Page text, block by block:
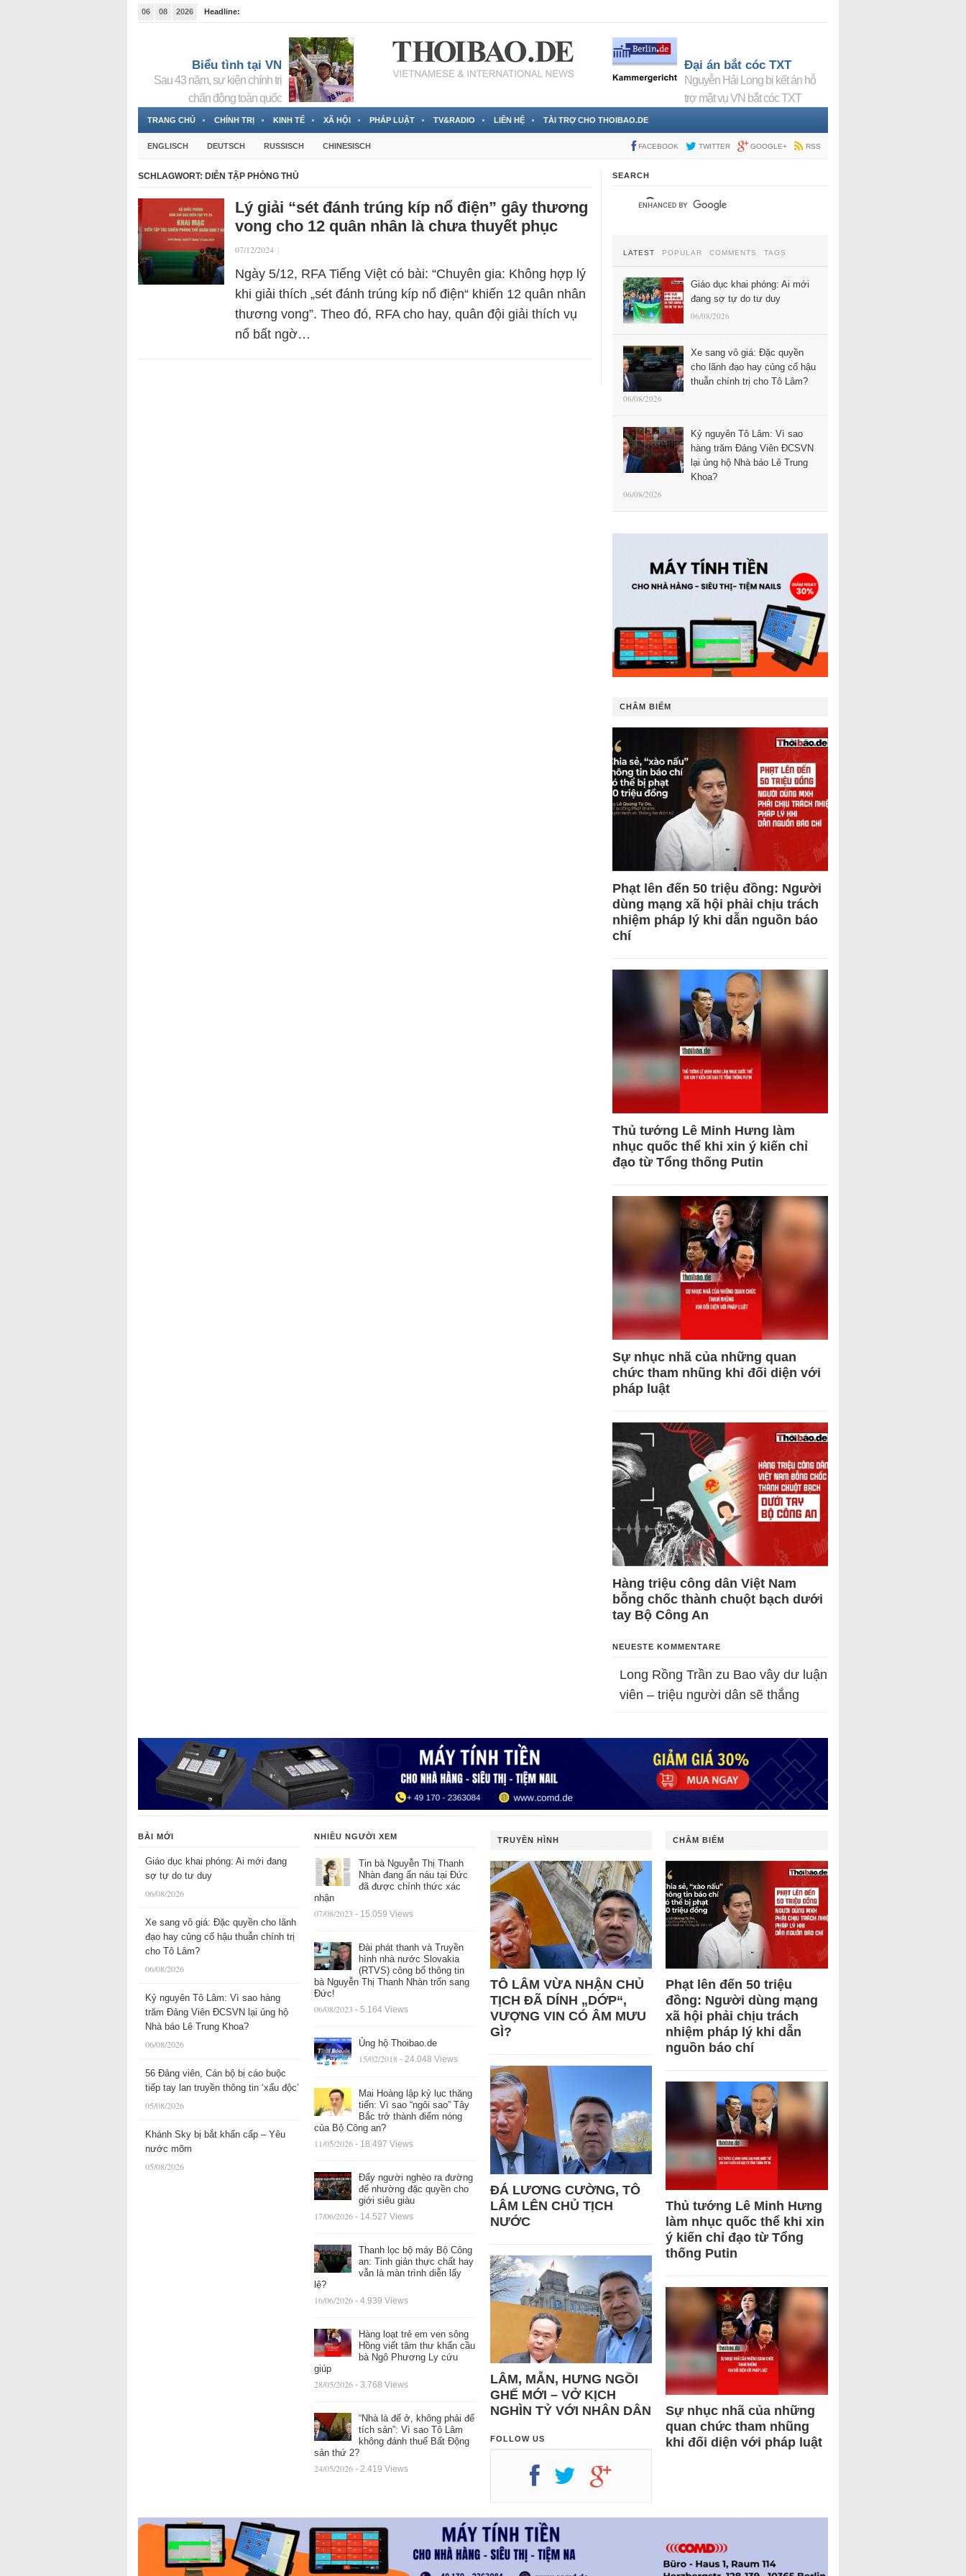
06 08 2026
Headline:
Biểu tình tại VN
Sau 43 năm, sự kiện chính trị
chấn động toàn quốc
Đại án bắt cóc TXT
Nguyễn Hải Long bị kết án hỗ
trợ mật vụ VN bắt cóc TXT
TRANG CHỦ CHÍNH TRỊ KINH TẾ XÃ HỘI PHÁP LUẬT TV&RADIO LIÊN HỆ TÀI TRỢ CHO THOIBAO.DE
ENGLISCH DEUTSCH RUSSISCH CHINESISCH FACEBOOK TWITTER GOOGLE+ RSS
SCHLAGWORT: DIỄN TẬP PHÒNG THỦ
Lý giải “sét đánh trúng kíp nổ điện” gây thương
vong cho 12 quân nhân là chưa thuyết phục
07/12/2024 |
Ngày 5/12, RFA Tiếng Việt có bài: “Chuyên gia: Không hợp lý
khi giải thích „sét đánh trúng kíp nổ điện“ khiến 12 quân nhân
thương vong”. Theo đó, RFA cho hay, quân đội giải thích vụ
nổ bất ngờ…
SEARCH
LATEST POPULAR COMMENTS TAGS
Giáo dục khai phóng: Ai mới
đang sợ tự do tư duy
06/08/2026
Xe sang vô giá: Đặc quyền
cho lãnh đạo hay củng cố hậu
thuẫn chính trị cho Tô Lâm?
06/08/2026
Kỷ nguyên Tô Lâm: Vì sao
hàng trăm Đảng Viên ĐCSVN
lại ủng hộ Nhà báo Lê Trung
Khoa?
06/08/2026
CHÂM BIẾM
Phạt lên đến 50 triệu đồng: Người
dùng mạng xã hội phải chịu trách
nhiệm pháp lý khi dẫn nguồn báo
chí
Thủ tướng Lê Minh Hưng làm
nhục quốc thể khi xin ý kiến chỉ
đạo từ Tổng thống Putin
Sự nhục nhã của những quan
chức tham nhũng khi đối diện với
pháp luật
Hàng triệu công dân Việt Nam
bỗng chốc thành chuột bạch dưới
tay Bộ Công An
NEUESTE KOMMENTARE
Long Rồng Trần zu Bao vây dư luận
viên – triệu người dân sẽ thắng
BÀI MỚI
Giáo dục khai phóng: Ai mới đang
sợ tự do tư duy
06/08/2026
Xe sang vô giá: Đặc quyền cho lãnh
đạo hay củng cố hậu thuẫn chính trị
cho Tô Lâm?
06/08/2026
Kỷ nguyên Tô Lâm: Vì sao hàng
trăm Đảng Viên ĐCSVN lại ủng hộ
Nhà báo Lê Trung Khoa?
06/08/2026
56 Đảng viên, Cán bộ bị cáo buộc
tiếp tay lan truyền thông tin ‘xấu độc’
05/08/2026
Khánh Sky bị bắt khẩn cấp – Yêu
nước mõm
05/08/2026
NHIỀU NGƯỜI XEM
Tin bà Nguyễn Thị Thanh
Nhàn đang ẩn náu tại Đức
đã được chính thức xác
nhận
07/08/2023 - 15.059 Views
Đài phát thanh và Truyền
hình nhà nước Slovakia
(RTVS) công bố thông tin
bà Nguyễn Thị Thanh Nhàn trốn sang
Đức!
06/08/2023 - 5.164 Views
Ủng hộ Thoibao.de
15/02/2018 - 24.048 Views
Mai Hoàng lập kỷ lục thăng
tiến: Vì sao “ngôi sao” Tây
Bắc trở thành điểm nóng
của Bộ Công an?
11/05/2026 - 18.497 Views
Đẩy người nghèo ra đường
để nhường đặc quyền cho
giới siêu giàu
17/06/2026 - 14.527 Views
Thanh lọc bộ máy Bộ Công
an: Tinh giản thực chất hay
vẫn là màn trình diễn lấy
lệ?
16/06/2026 - 4.939 Views
Hàng loạt trẻ em ven sông
Hồng viết tâm thư khẩn cầu
bà Ngô Phương Ly cứu
giúp
28/05/2026 - 3.768 Views
“Nhà là để ở, không phải để
tích sản”: Vì sao Tô Lâm
không đánh thuế Bất Động
sản thứ 2?
24/05/2026 - 2.419 Views
TRUYỀN HÌNH
TÔ LÂM VỪA NHẬN CHỦ
TỊCH ĐÃ DÍNH „DỚP“,
VƯỢNG VIN CÓ ÂM MƯU
GÌ?
ĐÁ LƯƠNG CƯỜNG, TÔ
LÂM LÊN CHỦ TỊCH
NƯỚC
LÂM, MẪN, HƯNG NGỒI
GHẾ MỚI – VỞ KỊCH
NGHÌN TỶ VỚI NHÂN DÂN
FOLLOW US
CHÂM BIẾM
Phạt lên đến 50 triệu
đồng: Người dùng mạng
xã hội phải chịu trách
nhiệm pháp lý khi dẫn
nguồn báo chí
Thủ tướng Lê Minh Hưng
làm nhục quốc thể khi xin
ý kiến chỉ đạo từ Tổng
thống Putin
Sự nhục nhã của những
quan chức tham nhũng
khi đối diện với pháp luật